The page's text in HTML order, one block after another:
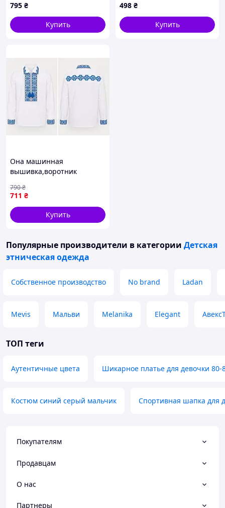
2026
795 ₴
Купить
498 ₴
Купить
Она машинная
вышивка,воротник
711 ₴
790₴
Купить
Популярные производители в категории Детская
этническая одежда
Собственное производство No brand Ladan
Mevis Мальви Melanika Elegant
ТОП теги
Аутентичные цвета Шикарное платье для девочки 80-
Костюм синий серый мальчик Спортивная шапка для
Покупателям
Продавцам
О нас
Партнеры